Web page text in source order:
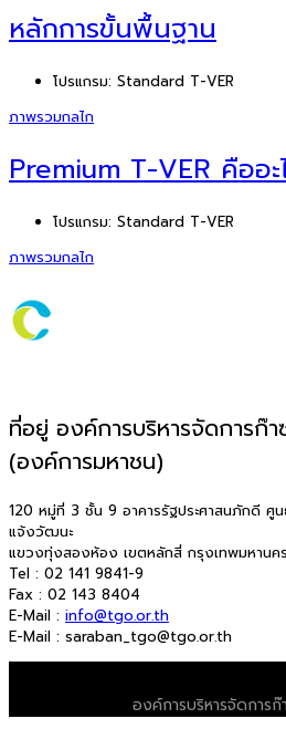
หลักการขั้นพื้นฐาน
โปรแกรม: Standard T-VER
ภาพรวมกลไก
Premium T-VER คืออะ
โปรแกรม: Standard T-VER
ภาพรวมกลไก
ที่อยู่ องค์การบริหารจัดการก๊า
(องค์การมหาชน)
120 หมู่ที่ 3 ชั้น 9 อาคารรัฐประศาสนภักดี ศูน
แจ้งวัฒนะ
แขวงทุ่งสองห้อง เขตหลักสี่ กรุงเทพมหานค
Tel : 02 141 9841-9
Fax : 02 143 8404
E-Mail : info@tgo.or.th
E-Mail : saraban_tgo@tgo.or.th
องค์การบริหารจัดการ